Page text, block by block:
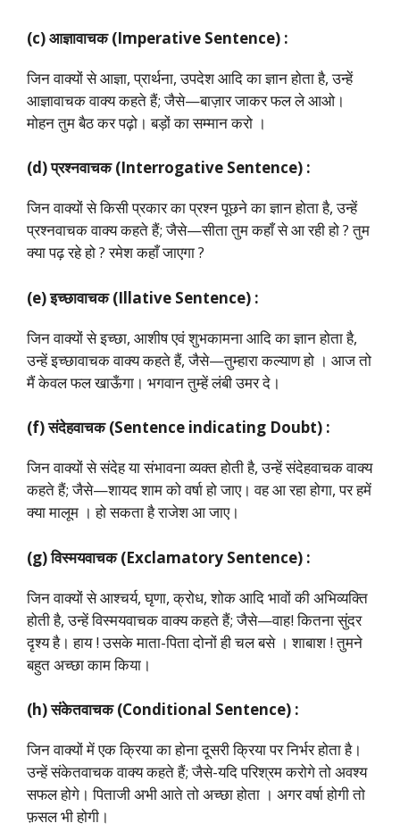
(c) आज्ञावाचक (Imperative Sentence) :
जिन वाक्यों से आज्ञा, प्रार्थना, उपदेश आदि का ज्ञान होता है, उन्हें
आज्ञावाचक वाक्य कहते हैं; जैसे—बाज़ार जाकर फल ले आओ।
मोहन तुम बैठ कर पढ़ो। बड़ों का सम्मान करो ।
(d) प्रश्नवाचक (Interrogative Sentence) :
जिन वाक्यों से किसी प्रकार का प्रश्न पूछने का ज्ञान होता है, उन्हें
प्रश्नवाचक वाक्य कहते हैं; जैसे—सीता तुम कहाँ से आ रही हो ? तुम
क्या पढ़ रहे हो ? रमेश कहाँ जाएगा ?
(e) इच्छावाचक (Illative Sentence) :
जिन वाक्यों से इच्छा, आशीष एवं शुभकामना आदि का ज्ञान होता है,
उन्हें इच्छावाचक वाक्य कहते हैं, जैसे—तुम्हारा कल्याण हो । आज तो
मैं केवल फल खाऊँगा। भगवान तुम्हें लंबी उमर दे।
(f) संदेहवाचक (Sentence indicating Doubt) :
जिन वाक्यों से संदेह या संभावना व्यक्त होती है, उन्हें संदेहवाचक वाक्य
कहते हैं; जैसे—शायद शाम को वर्षा हो जाए। वह आ रहा होगा, पर हमें
क्या मालूम । हो सकता है राजेश आ जाए।
(g) विस्मयवाचक (Exclamatory Sentence) :
जिन वाक्यों से आश्चर्य, घृणा, क्रोध, शोक आदि भावों की अभिव्यक्ति
होती है, उन्हें विस्मयवाचक वाक्य कहते हैं; जैसे—वाह! कितना सुंदर
दृश्य है। हाय ! उसके माता-पिता दोनों ही चल बसे । शाबाश ! तुमने
बहुत अच्छा काम किया।
(h) संकेतवाचक (Conditional Sentence) :
जिन वाक्यों में एक क्रिया का होना दूसरी क्रिया पर निर्भर होता है।
उन्हें संकेतवाचक वाक्य कहते हैं; जैसे-यदि परिश्रम करोगे तो अवश्य
सफल होगे। पिताजी अभी आते तो अच्छा होता । अगर वर्षा होगी तो
फ़सल भी होगी।